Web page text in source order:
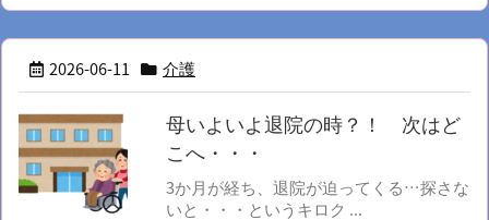
2026-06-11 介護
母いよいよ退院の時？！ 次はど
こへ・・・
3か月が経ち、退院が迫ってくる…探さな
いと・・・というキロク ...